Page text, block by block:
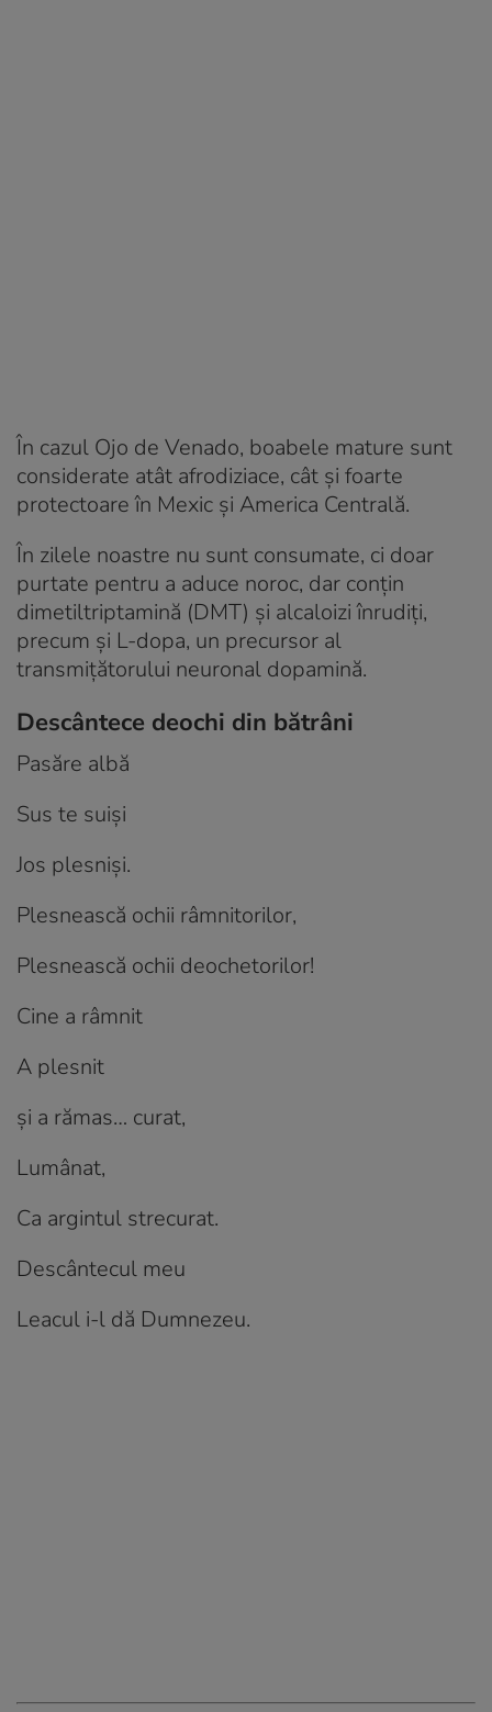
În cazul Ojo de Venado, boabele mature sunt
considerate atât afrodiziace, cât și foarte
protectoare în Mexic și America Centrală.
În zilele noastre nu sunt consumate, ci doar
purtate pentru a aduce noroc, dar conțin
dimetiltriptamină (DMT) și alcaloizi înrudiți,
precum și L-dopa, un precursor al
transmițătorului neuronal dopamină.
Descântece deochi din bătrâni
Pasăre albă
Sus te suiși
Jos plesniși.
Plesnească ochii râmnitorilor,
Plesnească ochii deochetorilor!
Cine a râmnit
A plesnit
și a rămas… curat,
Lumânat,
Ca argintul strecurat.
Descântecul meu
Leacul i-l dă Dumnezeu.